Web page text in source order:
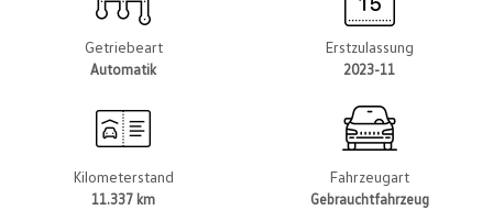
Getriebeart
Automatik
Erstzulassung
2023-11
Kilometerstand
11.337 km
Fahrzeugart
Gebrauchtfahrzeug